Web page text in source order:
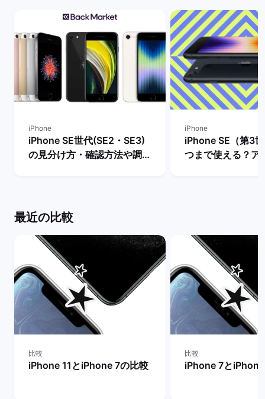
iPhone
iPhone SE世代(SE2・SE3)
の見分け方・確認方法や調べ
iPhone
iPhone SE（第3
つまで使える？ア
最近の比較
比較
iPhone 11とiPhone 7の比較
比較
iPhone 7と